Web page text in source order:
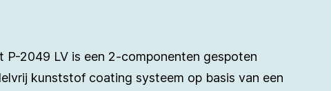
P-2049 LV is een 2-componenten gespoten
kunststof coating systeem op basis van een